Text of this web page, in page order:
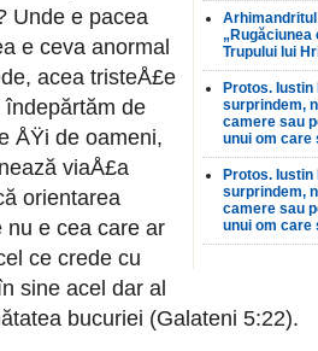
Trupului lui
Protos.
surprindem,
camere sau
unui om care
Protos.
surprindem,
camere sau
unui om care
Unde e pacea
e ceva anormal
acea tristeÅ£e
de
ÅŸi de oameni,
viaÅ£a
orientarea
nu e cea care ar
ce crede cu
sine acel dar al
bucuriei (Galateni